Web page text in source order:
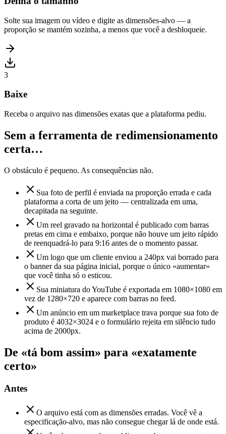
Solte sua imagem ou vídeo e digite as dimensões-alvo — a
proporção se mantém sozinha, a menos que você a desbloqueie.
3
Baixe
Receba o arquivo nas dimensões exatas que a plataforma pediu.
Sem a ferramenta de redimensionamento
certa…
O obstáculo é pequeno. As consequências não.
Sua foto de perfil é enviada na proporção errada e cada
plataforma a corta de um jeito — centralizada em uma,
decapitada na seguinte.
Um reel gravado na horizontal é publicado com barras
pretas em cima e embaixo, porque não houve um jeito rápido
de reenquadrá-lo para 9:16 antes de o momento passar.
Um logo que um cliente enviou a 240px vai borrado para
o banner da sua página inicial, porque o único «aumentar»
que você tinha só o esticou.
Sua miniatura do YouTube é exportada em 1080×1080 em
vez de 1280×720 e aparece com barras no feed.
Um anúncio em um marketplace trava porque sua foto de
produto é 4032×3024 e o formulário rejeita em silêncio tudo
acima de 2000px.
De «tá bom assim» para «exatamente
certo»
Antes
O arquivo está com as dimensões erradas. Você vê a
especificação-alvo, mas não consegue chegar lá de onde está.